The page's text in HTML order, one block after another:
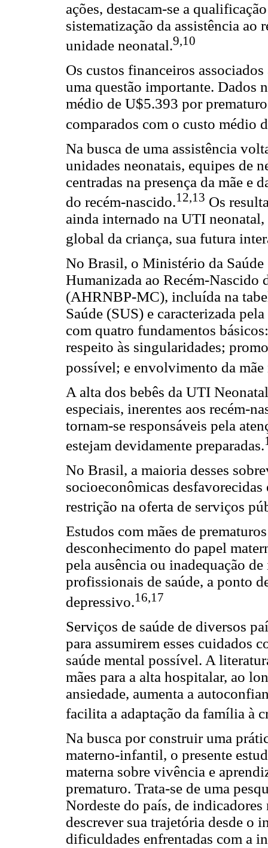
ações, destacam-se a
sistematização da assistência ao
unidade neonatal.9,10
Os custos financeiros associados
uma questão importante. Dados
médio de U$5.393 por
comparados com o custo médio
Na busca de uma assistência
unidades neonatais, equipes de
centradas na presença da mãe
do recém-nascido.12,13 Os
ainda internado na UTI
global da criança, sua futura
No Brasil, o Ministério da
Humanizada ao Recém-
(AHRNBP-MC), incluída na
Saúde (SUS) e caracterizada
com quatro fundamentos
respeito às singularidades;
possível; e envolvimento da
A alta dos bebês da UTI
especiais, inerentes aos recém-
tornam-se responsáveis pela
estejam devidamente preparadas.
No Brasil, a maioria desses
socioeconômicas
restrição na oferta de serviços
Estudos com mães de
desconhecimento do papel
pela ausência ou inadequação
profissionais de saúde, a ponto
depressivo.16,17
Serviços de saúde de diversos
para assumirem esses cuidados
saúde mental possível. A
mães para a alta hospitalar, ao
ansiedade, aumenta a
facilita a adaptação da família à
Na busca por construir uma
materno-infantil, o presente
materna sobre vivência e
prematuro. Trata-se de uma
Nordeste do país, de
descrever sua trajetória desde o
dificuldades enfrentadas com a